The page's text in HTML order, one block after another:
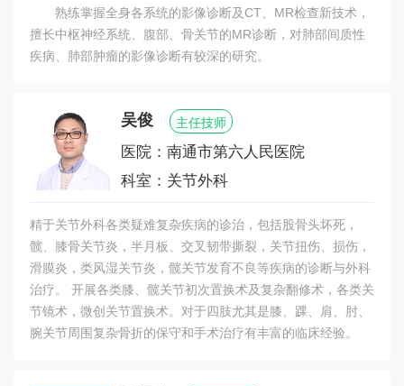
熟练掌握全身各系统的影像诊断及CT、MR检查新技术，
擅长中枢神经系统、腹部、骨关节的MR诊断，对肺部间质性
疾病、肺部肿瘤的影像诊断有较深的研究。
吴俊 主任技师
医院：南通市第六人民医院
科室：关节外科
精于关节外科各类疑难复杂疾病的诊治，包括股骨头坏死，
髋、膝骨关节炎，半月板、交叉韧带撕裂，关节扭伤、损伤，
滑膜炎，类风湿关节炎，髋关节发育不良等疾病的诊断与外科
治疗。 开展各类膝、髋关节初次置换术及复杂翻修术，各类关
节镜术，微创关节置换术。对于四肢尤其是膝、踝、肩、肘、
腕关节周围复杂骨折的保守和手术治疗有丰富的临床经验。